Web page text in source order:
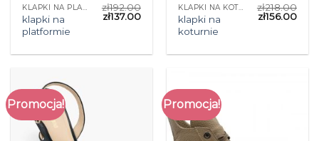
klapki na
platformie
zł192.00
zł137.00
KLAPKI NA KOTURNIE
klapki na
koturnie
zł218.00
zł156.00
Promocja! Promocja!